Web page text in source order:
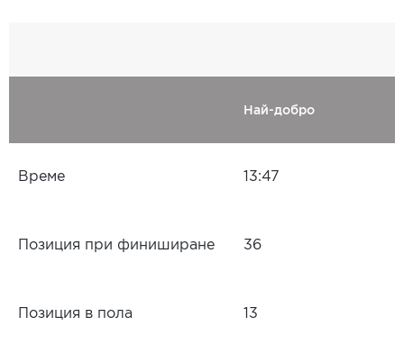
Най-добро
Време 13:47
Позиция при финиширане 36
Позиция в пола 13